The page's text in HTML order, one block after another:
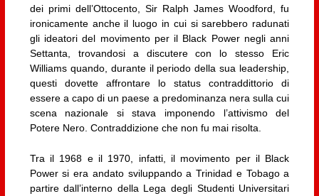
dei primi dell’Ottocento, Sir Ralph James Woodford, fu
ironicamente anche il luogo in cui si sarebbero radunati
gli ideatori del movimento per il Black Power negli anni
Settanta, trovandosi a discutere con lo stesso Eric
Williams quando, durante il periodo della sua leadership,
questi dovette affrontare lo status contraddittorio di
essere a capo di un paese a predominanza nera sulla cui
scena nazionale si stava imponendo l’attivismo del
Potere Nero. Contraddizione che non fu mai risolta.
Tra il 1968 e il 1970, infatti, il movimento per il Black
Power si era andato sviluppando a Trinidad e Tobago a
partire dall’interno della Lega degli Studenti Universitari